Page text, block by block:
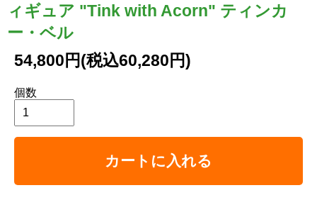
ィギュア "Tink with Acorn" ティンカ
ー・ベル
54,800円(税込60,280円)
個数
カートに入れる